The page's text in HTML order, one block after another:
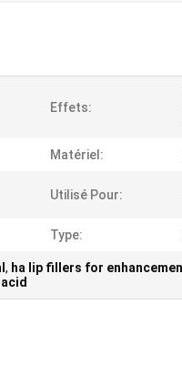
Effets:
Matériel:
Utilisé Pour:
Type:
, ha lip fillers for